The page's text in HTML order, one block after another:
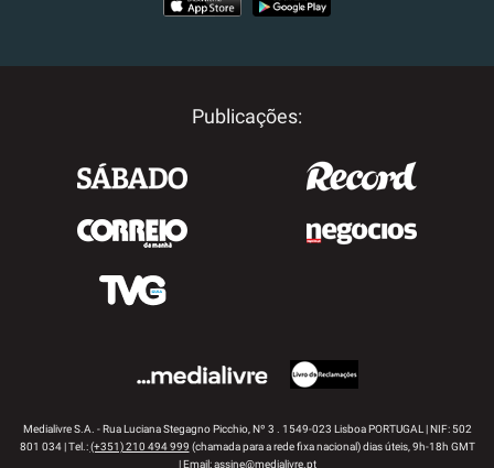
Publicações:
Medialivre S.A. - Rua Luciana Stegagno Picchio, Nº 3 . 1549-023 Lisboa PORTUGAL | NIF: 502
801 034 | Tel.:(+351) 210 494 999 (chamada para a rede fixa nacional) dias úteis, 9h-18h GMT
| Email:assine@medialivre.pt